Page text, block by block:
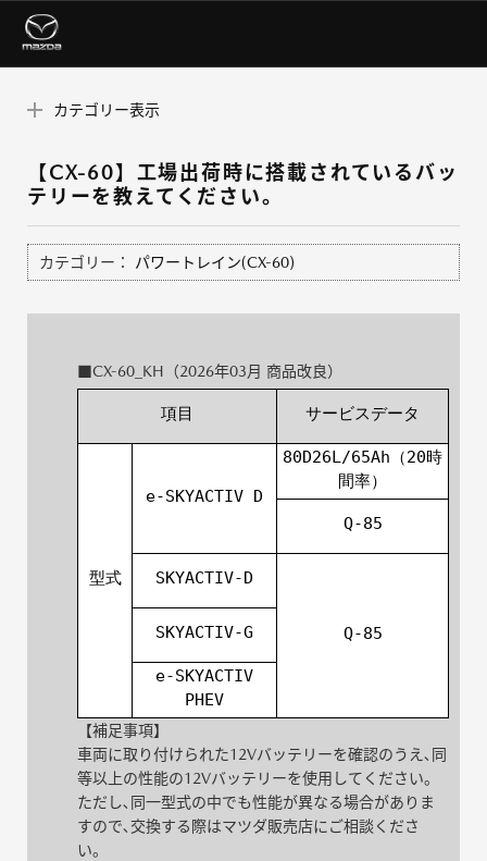
カテゴリー表示
【CX-60】工場出荷時に搭載されているバッ
テリーを教えてください。
カテゴリー： パワートレイン(CX-60)
■CX-60_KH（2026年03月 商品改良）
項目 サービスデータ
型式
e-SKYACTIV D
80D26L/65Ah（20時
間率）
Q-85
SKYACTIV-D
Q-85
SKYACTIV-G
e-SKYACTIV
PHEV
【補足事項】
⾞両に取り付けられた12Vバッテリーを確認のうえ､同
等以上の性能の12Vバッテリーを使⽤してください。
ただし､同⼀型式の中でも性能が異なる場合がありま
すので､交換する際はマツダ販売店にご相談くださ
い。